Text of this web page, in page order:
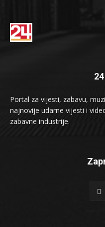
Portal za vijesti, zabavu,
najnovije udarne vijesti i
zabavne industrije.